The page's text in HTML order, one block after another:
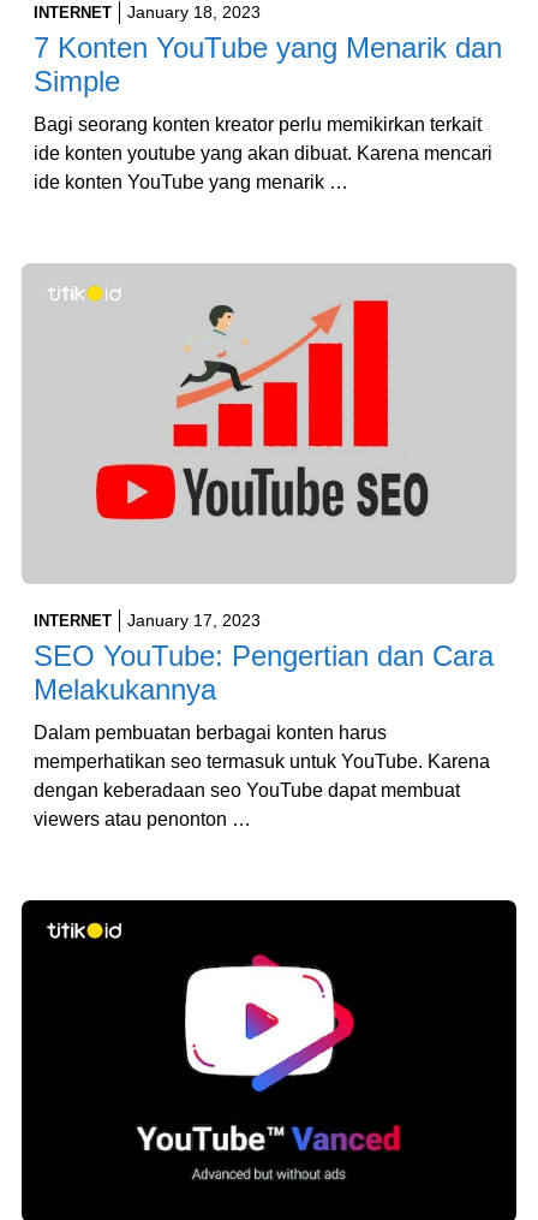
INTERNET January 18, 2023
7 Konten YouTube yang Menarik dan
Simple
Bagi seorang konten kreator perlu memikirkan terkait
ide konten youtube yang akan dibuat. Karena mencari
ide konten YouTube yang menarik …
INTERNET January 17, 2023
SEO YouTube: Pengertian dan Cara
Melakukannya
Dalam pembuatan berbagai konten harus
memperhatikan seo termasuk untuk YouTube. Karena
dengan keberadaan seo YouTube dapat membuat
viewers atau penonton …